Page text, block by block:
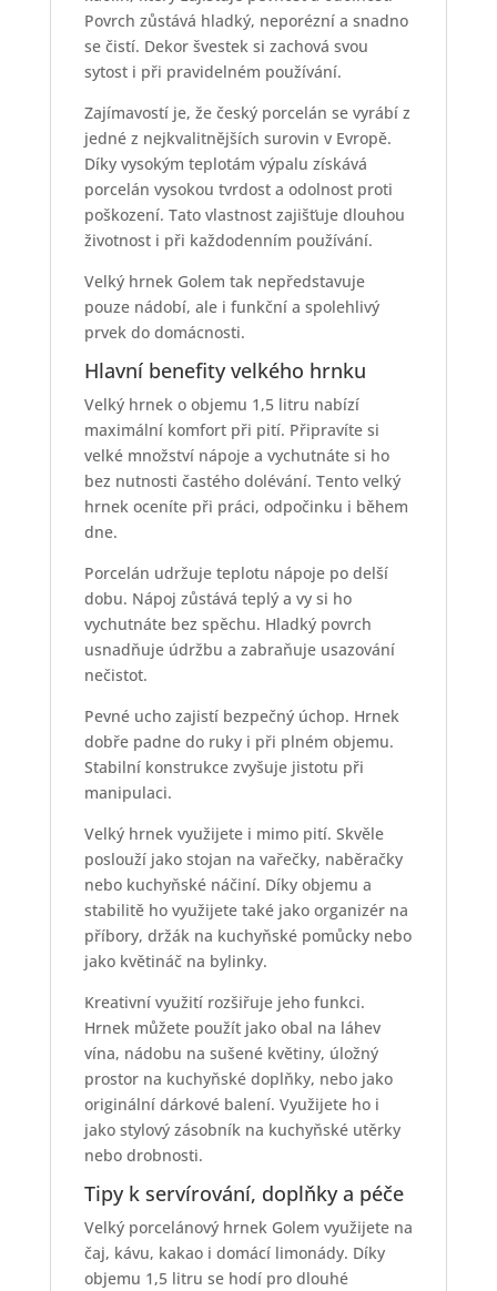
Povrch zůstává hladký, neporézní a snadno
se čistí. Dekor švestek si zachová svou
sytost i při pravidelném používání.
Zajímavostí je, že český porcelán se vyrábí z
jedné z nejkvalitnějších surovin v Evropě.
Díky vysokým teplotám výpalu získává
porcelán vysokou tvrdost a odolnost proti
poškození. Tato vlastnost zajišťuje dlouhou
životnost i při každodenním používání.
Velký hrnek Golem tak nepředstavuje
pouze nádobí, ale i funkční a spolehlivý
prvek do domácnosti.
Hlavní benefity velkého hrnku
Velký hrnek o objemu 1,5 litru nabízí
maximální komfort při pití. Připravíte si
velké množství nápoje a vychutnáte si ho
bez nutnosti častého dolévání. Tento velký
hrnek oceníte při práci, odpočinku i během
dne.
Porcelán udržuje teplotu nápoje po delší
dobu. Nápoj zůstává teplý a vy si ho
vychutnáte bez spěchu. Hladký povrch
usnadňuje údržbu a zabraňuje usazování
nečistot.
Pevné ucho zajistí bezpečný úchop. Hrnek
dobře padne do ruky i při plném objemu.
Stabilní konstrukce zvyšuje jistotu při
manipulaci.
Velký hrnek využijete i mimo pití. Skvěle
poslouží jako stojan na vařečky, naběračky
nebo kuchyňské náčiní. Díky objemu a
stabilitě ho využijete také jako organizér na
příbory, držák na kuchyňské pomůcky nebo
jako květináč na bylinky.
Kreativní využití rozšiřuje jeho funkci.
Hrnek můžete použít jako obal na láhev
vína, nádobu na sušené květiny, úložný
prostor na kuchyňské doplňky, nebo jako
originální dárkové balení. Využijete ho i
jako stylový zásobník na kuchyňské utěrky
nebo drobnosti.
Tipy k servírování, doplňky a péče
Velký porcelánový hrnek Golem využijete na
čaj, kávu, kakao i domácí limonády. Díky
objemu 1,5 litru se hodí pro dlouhé